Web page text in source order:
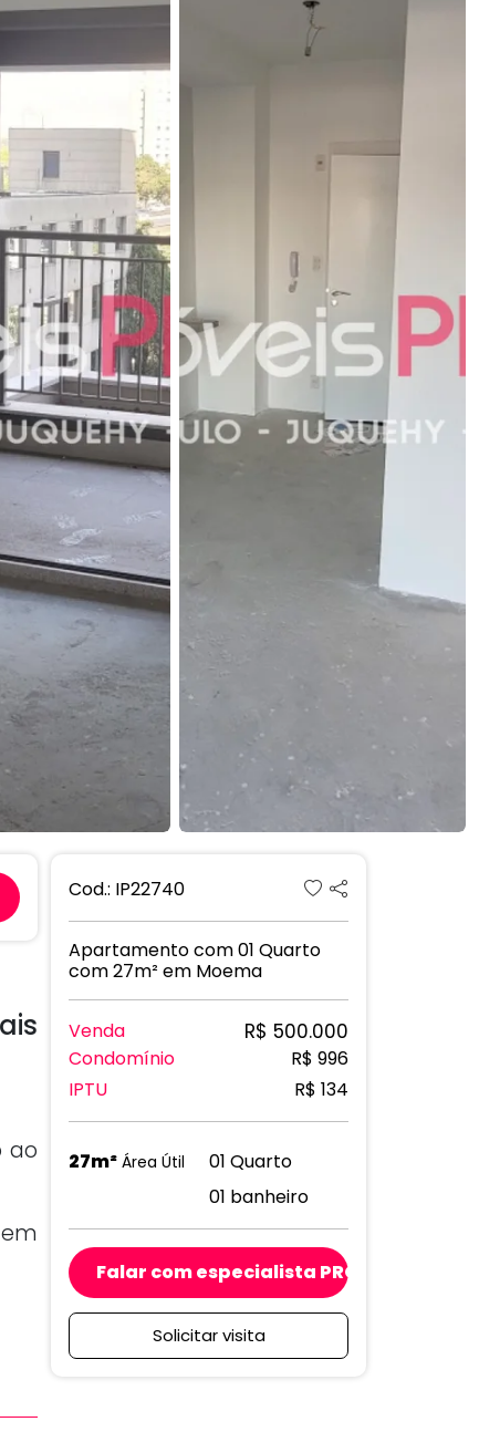
ao
Cod.: IP22740
Apartamento com 01 Quarto
com 27m² em Moema
Venda R$ 500.000
Condomínio
R$ 996
IPTU
R$ 134
27m² Área Útil
01 Quarto
01 banheiro
Falar com especialista PRO
Solicitar visita